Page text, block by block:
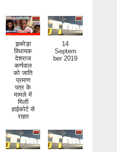
झबरेड़ा
विधायक
देशराज
कर्णवाल
को जाति
प्रमाण
पत्र के
मामले में
मिली
हाईकोर्ट से
राहत
14
Septem
ber 2019